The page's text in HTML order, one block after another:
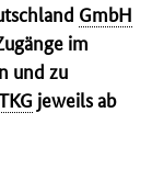
GmbH
im
und zu
jeweils ab